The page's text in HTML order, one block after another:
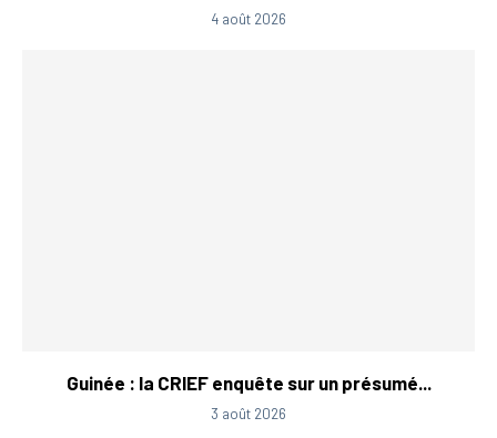
4 août 2026
Guinée : la CRIEF enquête sur un présumé...
3 août 2026